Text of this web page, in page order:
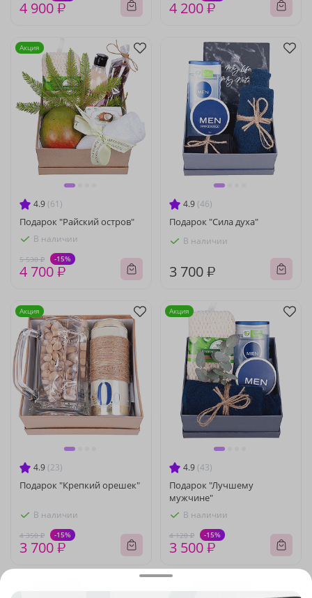
4 900 ₽ 4 200 ₽
4.9 (61)
Подарок "Райский остров"
В наличии
5 530 ₽ -15%
4 700 ₽
Акция
4.9 (46)
Подарок "Сила духа"
В наличии
3 700 ₽
4.9 (23)
Подарок "Крепкий орешек"
В наличии
4 350 ₽ -15%
3 700 ₽
Акция
4.9 (43)
Подарок "Лучшему
мужчине"
В наличии
4 120 ₽ -15%
3 500 ₽
Акция